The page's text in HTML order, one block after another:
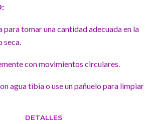
para tomar una cantidad adecuada en la
seca.
con movimientos circulares.
agua tibia o use un pañuelo para limpiar
DETALLES